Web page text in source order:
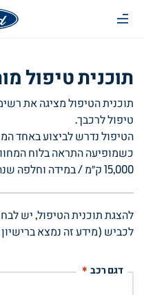
תוכנית טיפול
תוכנית הטיפול מציגה את
טיפול לרכבך.
הטיפול נדרש לביצוע באחד
כשמופיעה התראה בלוח
15,000 ק״מ / במידה וחלפה שנה ממועד הטיפול הקודם.
להצגת תוכנית הטיפול, יש
לכביש (מידע זה נמצא
דגם רכב *